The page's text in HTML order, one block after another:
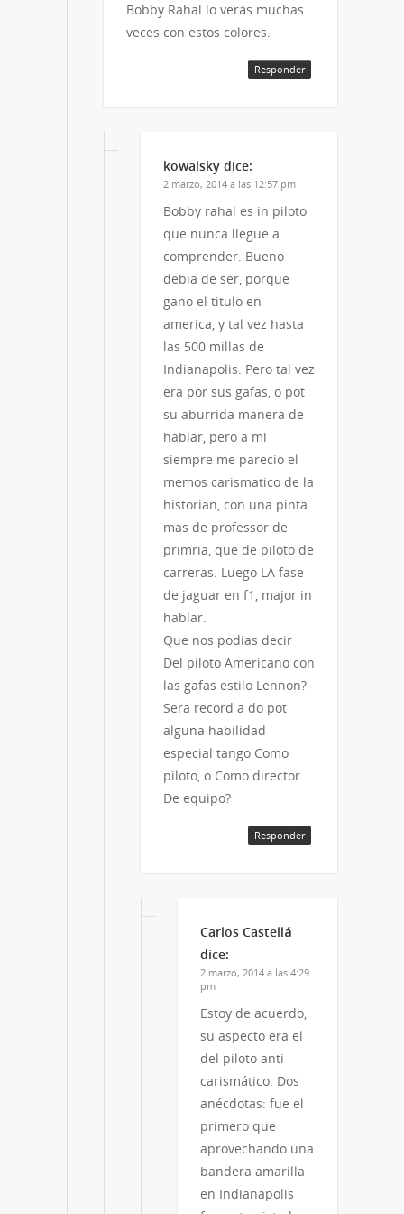
Bobby Rahal lo verás muchas
veces con estos colores.
Responder
kowalsky dice:
2 marzo, 2014 a las 12:57 pm
Bobby rahal es in piloto
que nunca llegue a
comprender. Bueno
debia de ser, porque
gano el titulo en
america, y tal vez hasta
las 500 millas de
Indianapolis. Pero tal vez
era por sus gafas, o pot
su aburrida manera de
hablar, pero a mi
siempre me parecio el
memos carismatico de la
historian, con una pinta
mas de professor de
primria, que de piloto de
carreras. Luego LA fase
de jaguar en f1, major in
hablar.
Que nos podias decir
Del piloto Americano con
las gafas estilo Lennon?
Sera record a do pot
alguna habilidad
especial tango Como
piloto, o Como director
De equipo?
Responder
Carlos Castellá
dice:
2 marzo, 2014 a las 4:29
pm
Estoy de acuerdo,
su aspecto era el
del piloto anti
carismático. Dos
anécdotas: fue el
primero que
aprovechando una
bandera amarilla
en Indianapolis